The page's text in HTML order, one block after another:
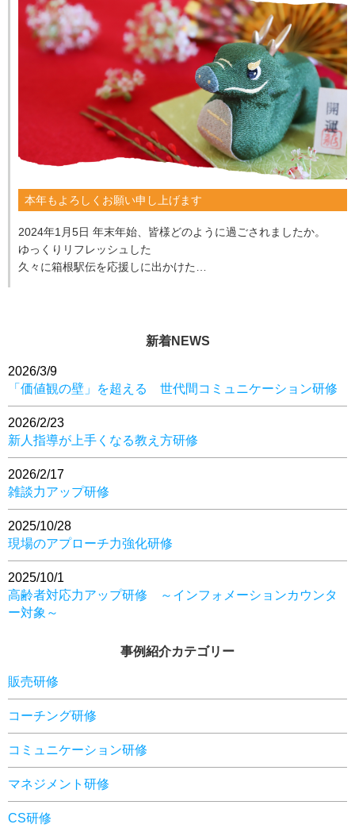
本年もよろしくお願い申し上げます
2024年1月5日 年末年始、皆様どのように過ごされましたか。
ゆっくりリフレッシュした
久々に箱根駅伝を応援しに出かけた
新着NEWS
2026/3/9
「価値観の壁」を超える 世代間コミュニケーション研修
2026/2/23
新人指導が上手くなる教え方研修
2026/2/17
雑談力アップ研修
2025/10/28
現場のアプローチ力強化研修
2025/10/1
高齢者対応力アップ研修 ～インフォメーションカウンタ
ー対象～
事例紹介カテゴリー
販売研修
コーチング研修
コミュニケーション研修
マネジメント研修
CS研修